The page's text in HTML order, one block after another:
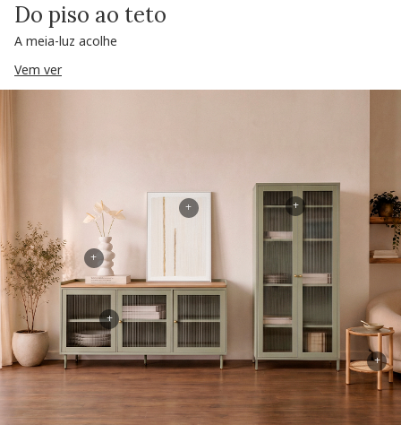
Do piso ao teto
A meia-luz acolhe
Vem ver
+
+
+
+
+